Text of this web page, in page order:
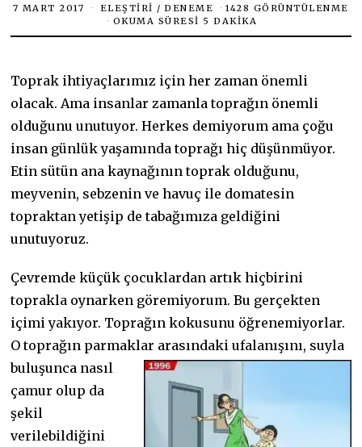
7 MART 2017 ELEŞTIRI / DENEME
1428 GÖRÜNTÜLENME
OKUMA SÜRESI 5 DAKIKA
Toprak ihtiyaçlarımız için her zaman önemli
olacak. Ama insanlar zamanla toprağın önemli
olduğunu unutuyor. Herkes demiyorum ama çoğu
insan günlük yaşamında toprağı hiç düşünmüyor.
Etin sütün ana kaynağının toprak olduğunu,
meyvenin, sebzenin ve havuç ile domatesin
topraktan yetişip de tabağımıza geldiğini
unutuyoruz.
Çevremde küçük çocuklardan artık hiçbirini
toprakla oynarken göremiyorum. Bu gerçekten
içimi yakıyor. Toprağın kokusunu öğrenemiyorlar.
O toprağın parmaklar arasındaki ufalanışını, suyla
buluşunca nasıl
çamur olup da
şekil
verilebildiğini